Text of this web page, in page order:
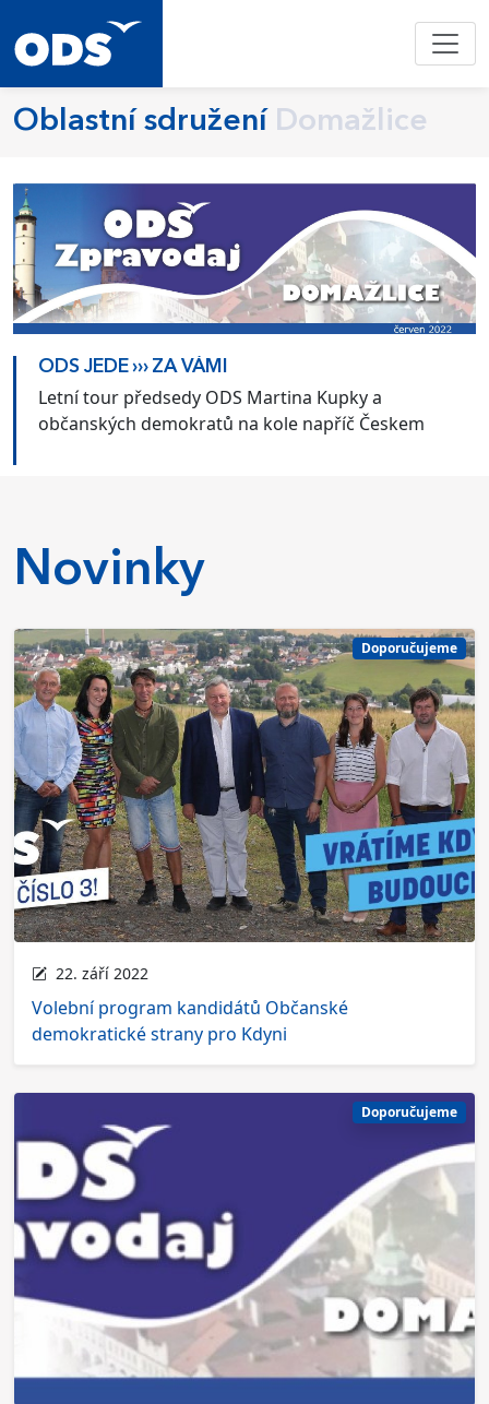
Oblastní sdružení Domažlice
ODS JEDE ››› ZA VÁMI
Letní tour předsedy ODS Martina Kupky a
občanských demokratů na kole napříč Českem
Novinky
Doporučujeme
22. září 2022
Volební program kandidátů Občanské
demokratické strany pro Kdyni
Doporučujeme